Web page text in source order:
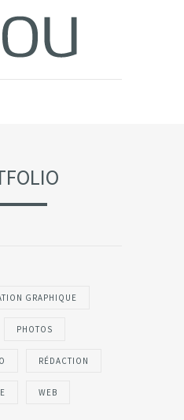
GRAPHIQUE
PHOTOS
RÉDACTION
WEB